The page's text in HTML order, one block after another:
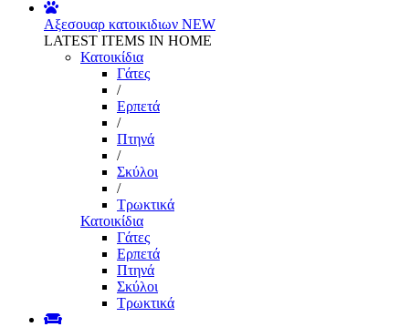
Αξεσουαρ κατοικιδιων NEW
LATEST ITEMS IN HOME
Κατοικίδια
Γάτες
/
Ερπετά
/
Πτηνά
/
Σκύλοι
/
Τρωκτικά
Κατοικίδια
Γάτες
Ερπετά
Πτηνά
Σκύλοι
Τρωκτικά